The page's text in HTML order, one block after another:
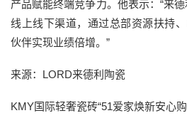
产品赋能终端竞争力。他表示：“来
线上线下渠道，通过总部资源扶持
伙伴实现业绩倍增。”
来源：LORD来德利陶瓷
KMY国际轻奢瓷砖“51爱家焕新安心